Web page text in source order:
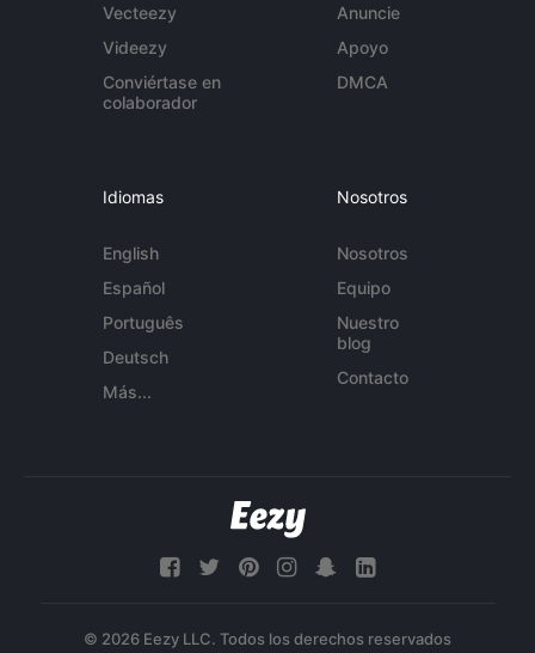
Vecteezy
Videezy
Conviértase en
colaborador
Anuncie
Apoyo
DMCA
Idiomas
English
Español
Português
Deutsch
Más...
Nosotros
Nosotros
Equipo
Nuestro
blog
Contacto
© 2026 Eezy LLC. Todos los derechos reservados